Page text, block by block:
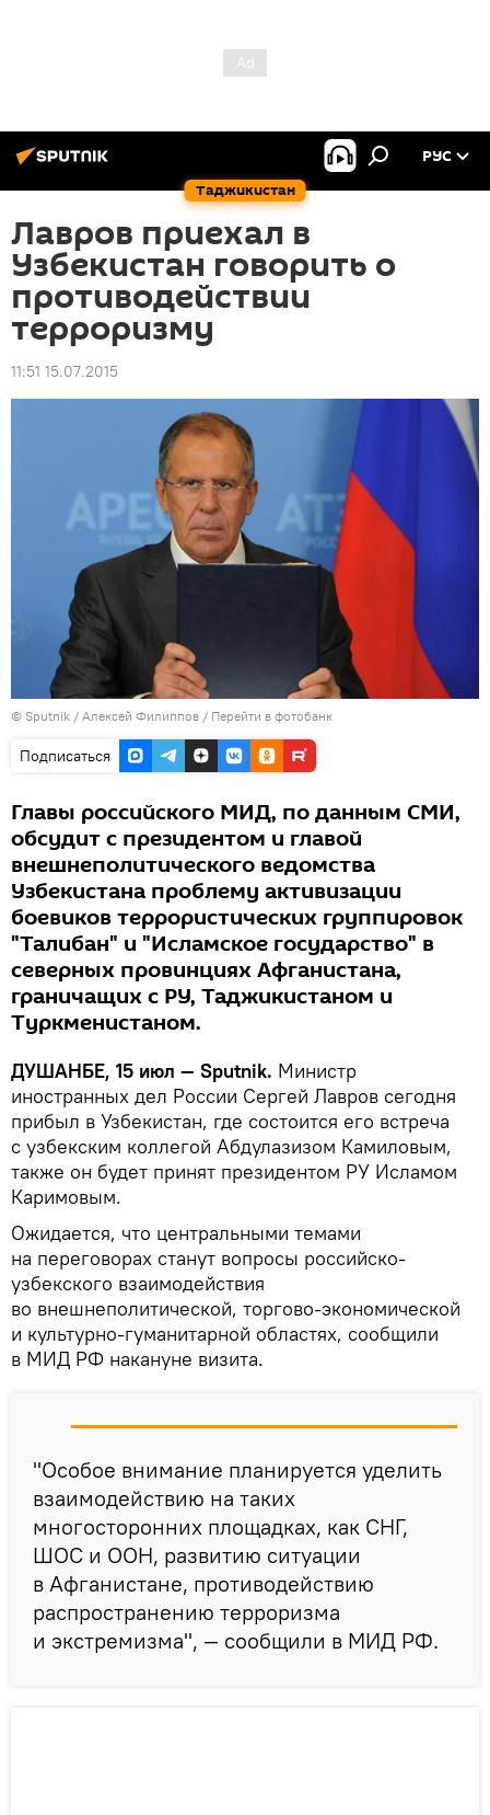
Таджикистан
РУС
Лавров приехал в
Узбекистан говорить о
противодействии
терроризму
11:51 15.07.2015
© Sputnik / Алексей Филиппов / Перейти в фотобанк
Подписаться
Главы российского МИД, по данным СМИ,
обсудит с президентом и главой
внешнеполитического ведомства
Узбекистана проблему активизации
боевиков террористических группировок
"Талибан" и "Исламское государство" в
северных провинциях Афганистана,
граничащих с РУ, Таджикистаном и
Туркменистаном.
ДУШАНБЕ, 15 июл — Sputnik. Министр
иностранных дел России Сергей Лавров сегодня
прибыл в Узбекистан, где состоится его встреча
с узбекским коллегой Абдулазизом Камиловым,
также он будет принят президентом РУ Исламом
Каримовым.
Ожидается, что центральными темами
на переговорах станут вопросы российско-
узбекского взаимодействия
во внешнеполитической, торгово-экономической
и культурно-гуманитарной областях, сообщили
в МИД РФ накануне визита.
"Особое внимание планируется уделить
взаимодействию на таких
многосторонних площадках, как СНГ,
ШОС и ООН, развитию ситуации
в Афганистане, противодействию
распространению терроризма
и экстремизма", — сообщили в МИД РФ.